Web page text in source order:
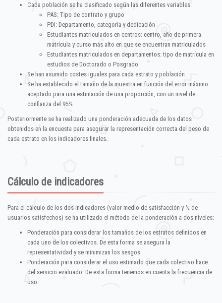
Cada población se ha clasificado según las diferentes variables:
PAS: Tipo de contrato y grupo
PDI: Departamento, categoría y dedicación
Estudiantes matriculados en centros: centro, año de primera
matrícula y curso más alto en que se encuentran matriculados
Estudiantes matriculados en departamentos: tipo de matrícula en
estudios de Doctorado o Posgrado
Se han asumido costes iguales para cada estrato y población
Se ha establecido el tamaño de la muestra en función del error máximo
aceptado para una estimación de una proporción, con un nivel de
confianza del 95%
Posteriormente se ha realizado una ponderación adecuada de los datos
obtenidos en la encuesta para asegurar la representación correcta del peso de
cada estrato en los indicadores finales.
Cálculo de indicadores
Para el cálculo de los dos indicadores (valor medio de satisfacción y % de
usuarios satisfechos) se ha utilizado el método de la ponderación a dos niveles:
Ponderación para considerar los tamaños de los estratos definidos en
cada uno de los colectivos. De esta forma se asegura la
representatividad y se minimizan los sesgos.
Ponderación para considerar el uso estimado que cada colectivo hace
del servicio evaluado. De esta forma tenemos en cuenta la frecuencia de
uso.